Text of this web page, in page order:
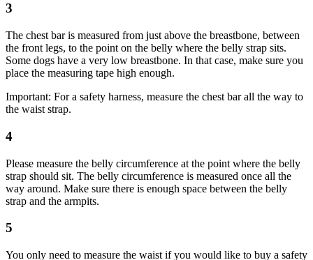
3
The chest bar is measured from just above the breastbone, between
the front legs, to the point on the belly where the belly strap sits.
Some dogs have a very low breastbone. In that case, make sure you
place the measuring tape high enough.
Important: For a safety harness, measure the chest bar all the way to
the waist strap.
4
Please measure the belly circumference at the point where the belly
strap should sit. The belly circumference is measured once all the
way around. Make sure there is enough space between the belly
strap and the armpits.
5
You only need to measure the waist if you would like to buy a safety